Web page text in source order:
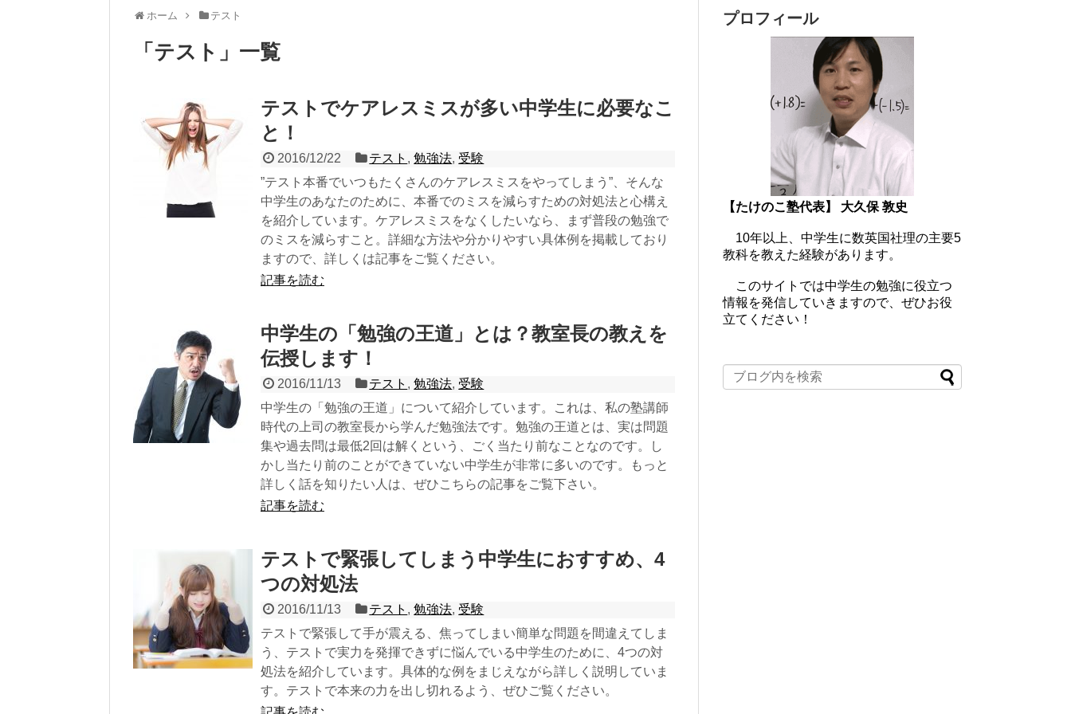
ホーム テスト
「 テスト 」 一覧
テストでケアレスミスが多い中学生に必要なこ
と！
2016/12/22 テスト ,勉強法, 受験
”テスト本番でいつもたくさんのケアレスミスをやってしまう”、そんな
中学生のあなたのために、本番でのミスを減らすための対処法と心構え
を紹介しています。ケアレスミスをなくしたいなら、まず普段の勉強で
のミスを減らすこと。詳細な方法や分かりやすい具体例を掲載しており
ますので、詳しくは記事をご覧ください。
記事を読む
中学生の「勉強の王道」とは？教室長の教えを
伝授します！
2016/11/13 テスト ,勉強法, 受験
中学生の「勉強の王道」について紹介しています。これは、私の塾講師
時代の上司の教室長から学んだ勉強法です。勉強の王道とは、実は問題
集や過去問は最低2回は解くという、ごく当たり前なことなのです。し
かし当たり前のことができていない中学生が非常に多いのです。もっと
詳しく話を知りたい人は、ぜひこちらの記事をご覧下さい。
記事を読む
テストで緊張してしまう中学生におすすめ、4
つの対処法
2016/11/13 テスト ,勉強法, 受験
テストで緊張して手が震える、焦ってしまい簡単な問題を間違えてしま
う、テストで実力を発揮できずに悩んでいる中学生のために、4つの対
処法を紹介しています。具体的な例をまじえながら詳しく説明していま
す。テストで本来の力を出し切れるよう、ぜひご覧ください。
プロフィール
【たけのこ塾代表】 大久保 敦史
10年以上、中学生に数英国社理の主要5
教科を教えた経験があります。
このサイトでは中学生の勉強に役立つ
情報を発信していきますので、ぜひお役
立てください！